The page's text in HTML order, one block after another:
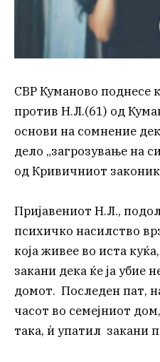
СВР Куманово поднесе
против Н.Л.(61) од
основи на сомнение
дело „загрозување на
од Кривичниот
Пријавениот Н.Л.,
психичко насилство
која живее во иста
закани дека ќе ја убие
домот. Последен пат,
часот во семејниот
така, ѝ упатил закани